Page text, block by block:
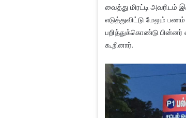
வைத்து மிரட்டி அவரிடம்
எடுத்துவிட்டு மேலும்
பறித்துக்கொண்டு பின்னர்
கூறினார்.